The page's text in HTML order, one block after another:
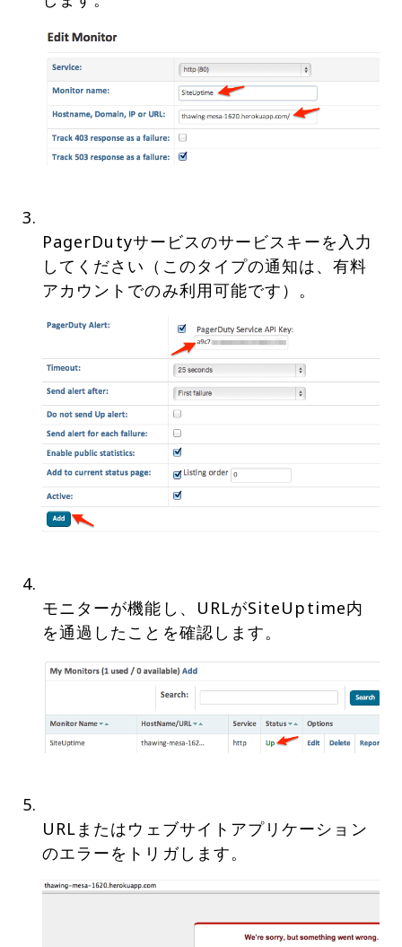
PagerDutyサービスのサービスキーを入力
してください（このタイプの通知は、有料
モニターが機能し、URLがSiteUptime内
URLまたはウェブサイトアプリケーション